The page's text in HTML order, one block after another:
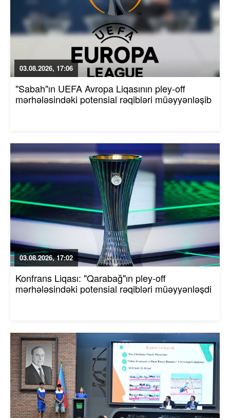
03.08.2026, 17:06
"Sabah"ın UEFA Avropa Liqasının pley-off
mərhələsindəki potensial rəqibləri müəyyənləşib
03.08.2026, 17:02
Konfrans Liqası: "Qarabağ"ın pley-off
mərhələsindəki potensial rəqibləri müəyyənləşdi